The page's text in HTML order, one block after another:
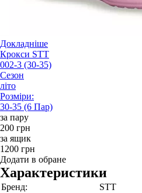
Докладніше
Крокси STT
002-3 (30-35)
Сезон
літо
Розміри:
30-35 (6 Пар)
за пару
200 грн
за ящик
1200 грн
Додати в обране
Характеристики
Бренд:
STT